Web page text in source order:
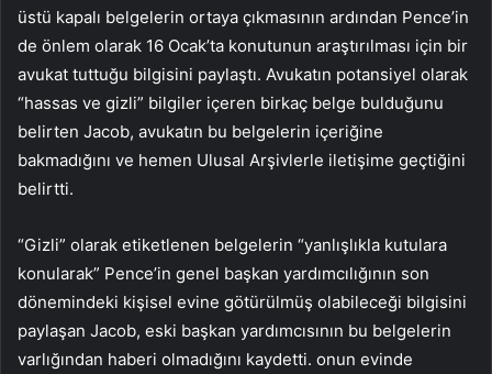
üstü kapalı belgelerin ortaya çıkmasının ardından Pence’in
de önlem olarak 16 Ocak’ta konutunun araştırılması için bir
avukat tuttuğu bilgisini paylaştı. Avukatın potansiyel olarak
“hassas ve gizli” bilgiler içeren birkaç belge bulduğunu
belirten Jacob, avukatın bu belgelerin içeriğine
bakmadığını ve hemen Ulusal Arşivlerle iletişime geçtiğini
belirtti.
“Gizli” olarak etiketlenen belgelerin “yanlışlıkla kutulara
konularak” Pence’in genel başkan yardımcılığının son
dönemindeki kişisel evine götürülmüş olabileceği bilgisini
paylaşan Jacob, eski başkan yardımcısının bu belgelerin
varlığından haberi olmadığını kaydetti. onun evinde